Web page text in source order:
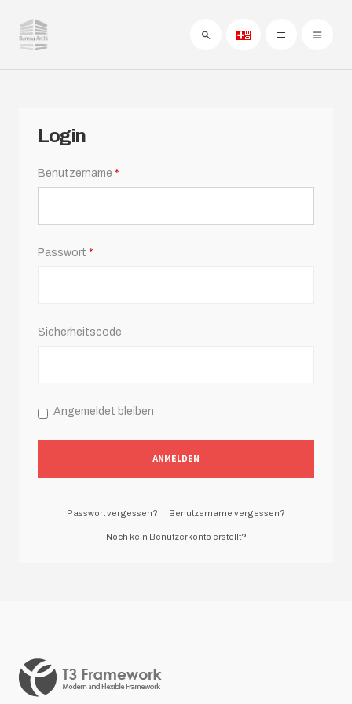
Login
Benutzername *
Passwort *
Sicherheitscode
Angemeldet bleiben
ANMELDEN
Passwort vergessen? Benutzername vergessen?
Noch kein Benutzerkonto erstellt?